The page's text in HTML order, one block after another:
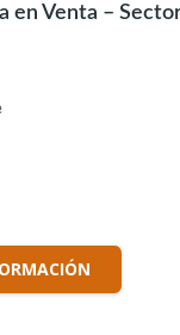
en Venta –